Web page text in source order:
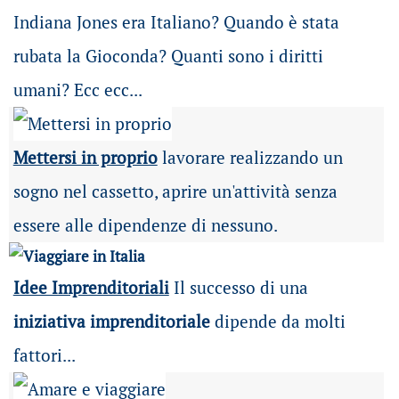
Indiana Jones era Italiano? Quando è stata
rubata la Gioconda? Quanti sono i diritti
umani? Ecc ecc...
Mettersi in propriolavorare realizzando un
sogno nel cassetto, aprire un'attività senza
essere alle dipendenze di nessuno.
Idee ImprenditorialiIl successo di una
iniziativa imprenditorialedipende da molti
fattori...